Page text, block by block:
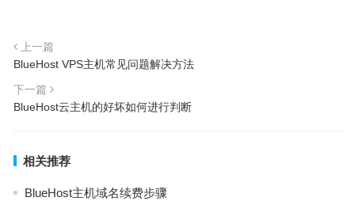
上一篇
BlueHost VPS主机常见问题解决方法
下一篇
BlueHost云主机的好坏如何进行判断
相关推荐
BlueHost主机域名续费步骤